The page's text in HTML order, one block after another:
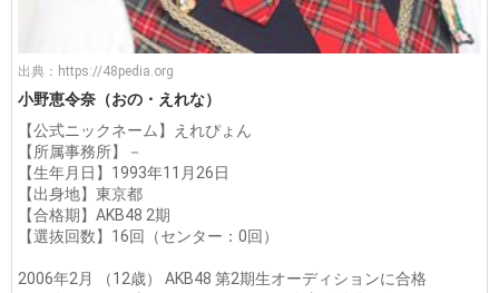
出典： https://48pedia.org
小野恵令奈（おの・えれな）
【公式ニックネーム】えれぴょん
【所属事務所】－
【生年月日】1993年11月26日
【出身地】東京都
【合格期】AKB48 2期
【選抜回数】16回（センター：0回）
2006年2月 （12歳） AKB48 第2期生オーディションに合格